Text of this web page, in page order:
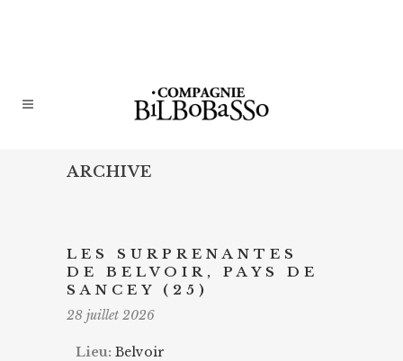
ARCHIVE
LES SURPRENANTES
DE BELVOIR, PAYS DE
SANCEY (25)
28 juillet 2026
Lieu: Belvoir